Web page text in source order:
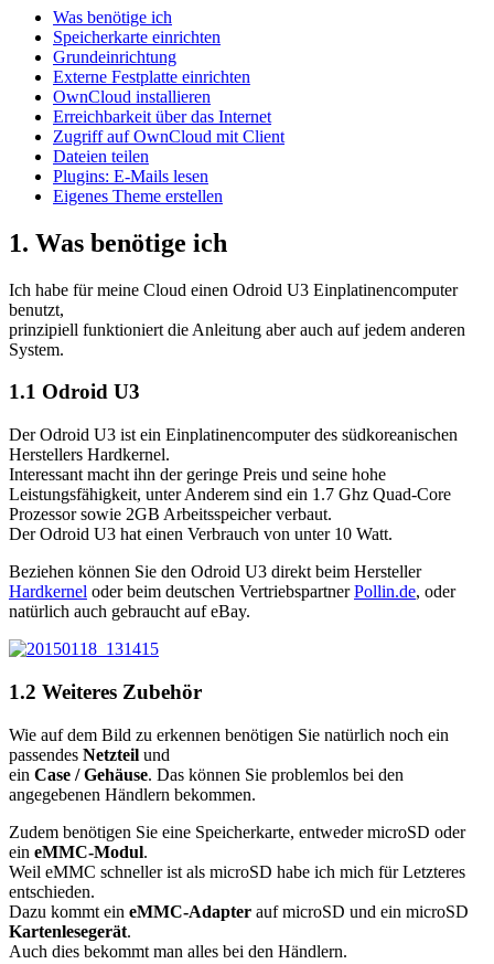
Was benötige ich
Speicherkarte einrichten
Grundeinrichtung
Externe Festplatte einrichten
OwnCloud installieren
Erreichbarkeit über das Internet
Zugriff auf OwnCloud mit Client
Dateien teilen
Plugins: E-Mails lesen
Eigenes Theme erstellen
1. Was benötige ich
Ich habe für meine Cloud einen Odroid U3 Einplatinencomputer
benutzt,
prinzipiell funktioniert die Anleitung aber auch auf jedem anderen
System.
1.1 Odroid U3
Der Odroid U3 ist ein Einplatinencomputer des südkoreanischen
Herstellers Hardkernel.
Interessant macht ihn der geringe Preis und seine hohe
Leistungsfähigkeit, unter Anderem sind ein 1.7 Ghz Quad-Core
Prozessor sowie 2GB Arbeitsspeicher verbaut.
Der Odroid U3 hat einen Verbrauch von unter 10 Watt.
Beziehen können Sie den Odroid U3 direkt beim Hersteller
Hardkernel oder beim deutschen VertriebspartnerPollin.de, oder
natürlich auch gebraucht auf eBay.
1.2 Weiteres Zubehör
Wie auf dem Bild zu erkennen benötigen Sie natürlich noch ein
passendes Netzteil und
ein Case / Gehäuse. Das können Sie problemlos bei den
angegebenen Händlern bekommen.
Zudem benötigen Sie eine Speicherkarte, entweder microSD oder
ein eMMC-Modul.
Weil eMMC schneller ist als microSD habe ich mich für Letzteres
entschieden.
Dazu kommt ein eMMC-Adapter auf microSD und ein microSD
Kartenlesegerät.
Auch dies bekommt man alles bei den Händlern.